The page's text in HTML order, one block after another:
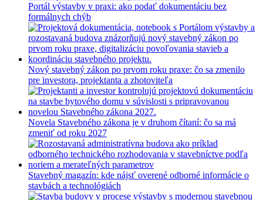
Portál výstavby v praxi: ako podať dokumentáciu bez
formálnych chýb
Nový stavebný zákon po prvom roku praxe: čo sa zmenilo
pre investora, projektanta a zhotoviteľa
Novela Stavebného zákona je v druhom čítaní: čo sa má
zmeniť od roku 2027
Stavebný magazín: kde nájsť overené odborné informácie o
stavbách a technológiách